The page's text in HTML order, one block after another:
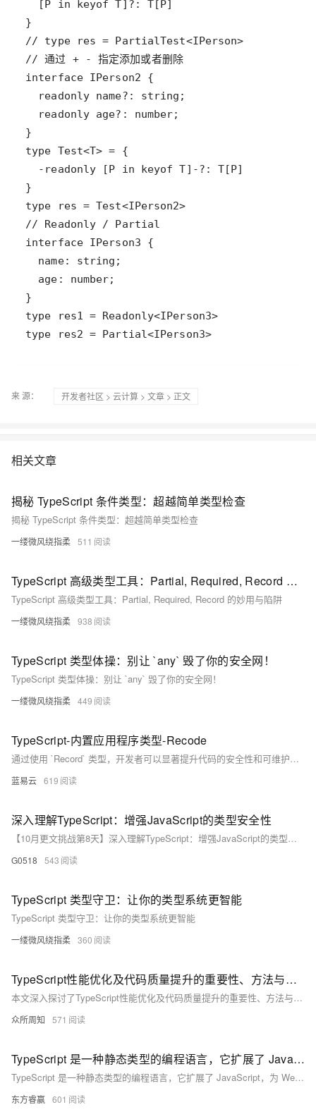
// 通过 + - 指定添加或者删除
type res2 = Partial<IPerson3>
来 源： 开发者社区 > 云计算 > 文章 > 正文
相关文章
揭秘 TypeScript 条件类型：超越简单类型检查
揭秘 TypeScript 条件类型：超越简单类型检查
一缕微风绕指柔 511
TypeScript 高级类型工具：Partial, Required, Record 的妙用与陷阱
TypeScript 高级类型工具：Partial, Required, Record 的妙用与陷阱
一缕微风绕指柔 938
TypeScript 类型体操：别让 `any` 毁了你的安全网！
TypeScript 类型体操：别让 `any` 毁了你的安全网！
一缕微风绕指柔 449
TypeScript-内置应用程序类型-Recode
通过使用 `Record` 类型，开发者可以显著提升代码的安全性和可维护性。无论是配置对象、字典结构还是动态表单，`Record` 类型都提供了一个简洁、类型安全的解决方案。
蓝易云 619
深入理解TypeScript：增强JavaScript的类型安全性
【10月更文挑战第8天】深入理解TypeScript：增强JavaScript的类型安全性
G0518 543
TypeScript 类型守卫：让你的类型系统更智能
TypeScript 类型守卫：让你的类型系统更智能
一缕微风绕指柔 360
TypeScript性能优化及代码质量提升的重要性、方法与策略，包括合理使用类型注解、减少类型断言、优化模块导入导出、遵循编码规范、加强代码注释等
本文深入探讨了TypeScript性能优化及代码质量提升的重要性、方法与策略，包括合理使用类型注解、减少类型断言、优化模块导入导出、遵循编码规范、加强代码注释等，旨在帮助开发者在保证代码质量的同时，实现高效的性能优化，提升用户体验和项目稳定性。
众所周知 571
TypeScript 是一种静态类型的编程语言，它扩展了 JavaScript，为 Web 开发带来了强大的类型系统、组件化开发支持、与主流框架的无缝集成、大型项目管理能力和提升开发体验等多方面优势
TypeScript 是一种静态类型的编程语言，它扩展了 JavaScript，为 Web 开发带来了强大的类型系统、组件化开发支持、与主流框架的无缝集成、大型项目管理能力和提升开发体验等多方面优势。通过明确的类型定义，TypeScript 能够在编码阶段发现潜在错误，提高代码质量；支持组件的清晰定义与复用，增强代码的可维护性；与 React、Vue 等框架结合，提供更佳的开发体验；适用于大型项目，优化代码结构和性能。随着 Web 技术的发展，TypeScript 的应用前景广阔，将继续引领 Web 开发的新趋势。
东方睿赢 601